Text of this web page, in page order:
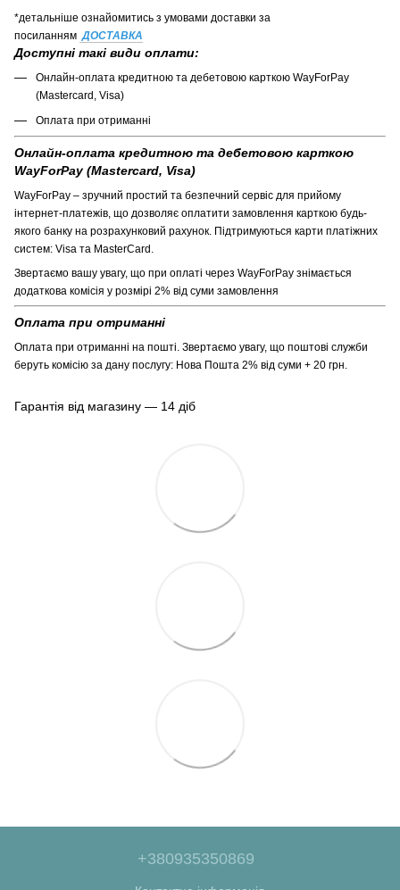
*детальніше ознайомитись з умовами доставки за
посиланням ДОСТАВКА
Доступні такі види оплати:
Онлайн-оплата кредитною та дебетовою карткою WayForPay
(Mastercard, Visa)
Оплата при отриманні
Онлайн-оплата кредитною та дебетовою карткою
WayForPay (Mastercard, Visa)
WayForPay – зручний простий та безпечний сервіс для прийому
інтернет-платежів, що дозволяє оплатити замовлення карткою будь-
якого банку на розрахунковий рахунок. Підтримуються карти платіжних
систем: Visa та MasterCard.
Звертаємо вашу увагу, що при оплаті через WayForPay знімається
додаткова комісія у розмірі 2% від суми замовлення
Оплата при отриманні
Оплата при отриманні на пошті. Звертаємо увагу, що поштові служби
беруть комісію за дану послугу: Нова Пошта 2% від суми + 20 грн.
Гарантія від магазину — 14 діб
+380935350869